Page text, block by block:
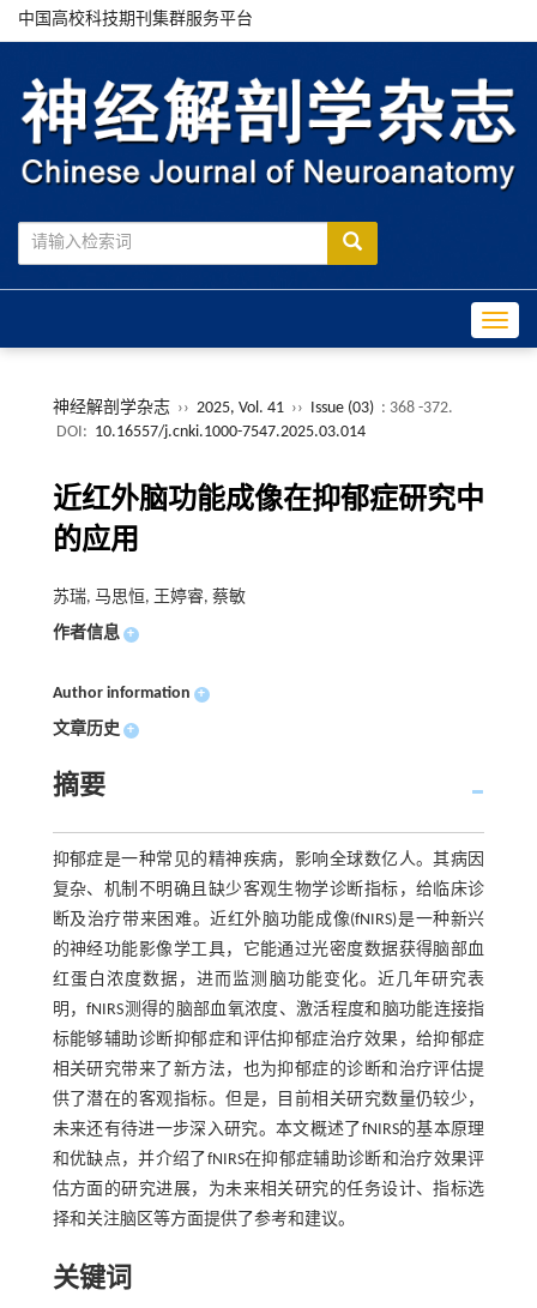
中国高校科技期刊集群服务平台
神经解剖学杂志 ›› 2025, Vol. 41 ›› Issue (03) : 368 -372.
DOI: 10.16557/j.cnki.1000-7547.2025.03.014
近红外脑功能成像在抑郁症研究中
的应用
苏瑞, 马思恒, 王婷睿, 蔡敏
作者信息 +
Author information +
文章历史 +
摘要
抑郁症是一种常见的精神疾病，影响全球数亿人。其病因
复杂、机制不明确且缺少客观生物学诊断指标，给临床诊
断及治疗带来困难。近红外脑功能成像(fNIRS)是一种新兴
的神经功能影像学工具，它能通过光密度数据获得脑部血
红蛋白浓度数据，进而监测脑功能变化。近几年研究表
明，fNIRS测得的脑部血氧浓度、激活程度和脑功能连接指
标能够辅助诊断抑郁症和评估抑郁症治疗效果，给抑郁症
相关研究带来了新方法，也为抑郁症的诊断和治疗评估提
供了潜在的客观指标。但是，目前相关研究数量仍较少，
未来还有待进一步深入研究。本文概述了fNIRS的基本原理
和优缺点，并介绍了fNIRS在抑郁症辅助诊断和治疗效果评
估方面的研究进展，为未来相关研究的任务设计、指标选
择和关注脑区等方面提供了参考和建议。
关键词